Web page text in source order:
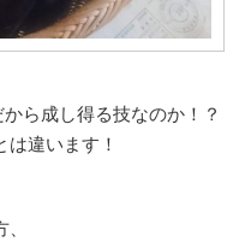
ら成し得る技なのか！？
違います！